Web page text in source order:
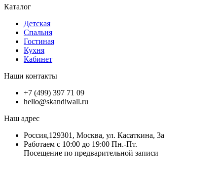
Каталог
Детская
Спальня
Гостиная
Кухня
Кабинет
Наши контакты
+7 (499) 397 71 09
hello@skandiwall.ru
Наш адрес
Россия,129301, Москва, ул. Касаткина, 3а
Работаем с 10:00 до 19:00 Пн.-Пт.
Посещение по предварительной записи